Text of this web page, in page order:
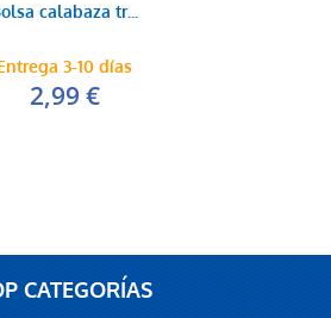
calabaza tr...
3-10 días
2,99 €
CATEGORÍAS